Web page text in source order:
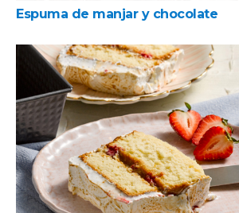
Espuma de manjar y chocolate